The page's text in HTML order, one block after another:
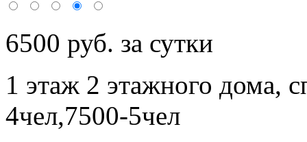
6500 руб. за сутки
1 этаж 2 этажного дома,
4чел,7500-5чел